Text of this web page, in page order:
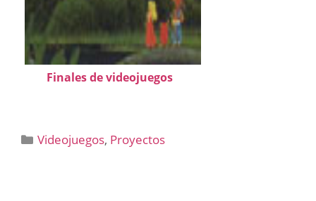
Finales de videojuegos
Categorías
Videojuegos, Proyectos